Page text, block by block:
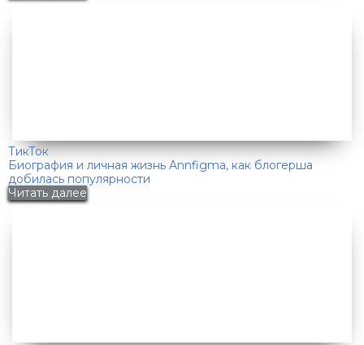
ТикТок
Биография и личная жизнь Annfigma, как блогерша
добилась популярности
Читать далее